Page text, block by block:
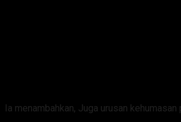
Ia menambahkan, Juga urusan